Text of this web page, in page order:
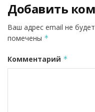
Добавить
Ваш адрес email не
помечены *
Комментарий *